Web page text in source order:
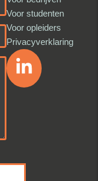
Voor studenten
Voor opleiders
Privacyverklaring